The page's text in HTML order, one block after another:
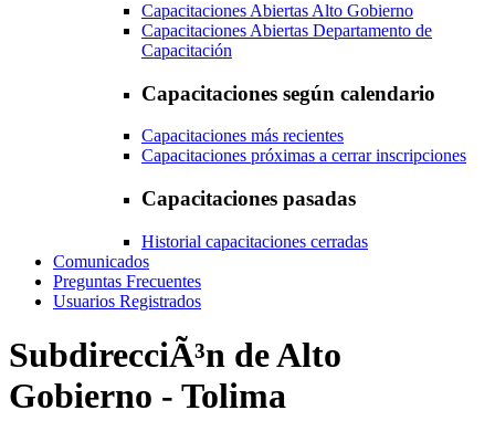
Capacitaciones Abiertas Alto Gobierno
Capacitaciones Abiertas Departamento de
Capacitación
Capacitaciones según calendario
Capacitaciones más recientes
Capacitaciones próximas a cerrar inscripciones
Capacitaciones pasadas
Historial capacitaciones cerradas
Comunicados
Preguntas Frecuentes
Usuarios Registrados
SubdirecciÃ³n de Alto
Gobierno - Tolima